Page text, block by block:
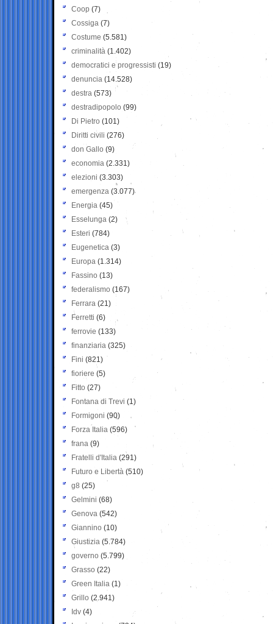
Coop (7)
Cossiga (7)
Costume (5.581)
criminalità (1.402)
democratici e progressisti (19)
denuncia (14.528)
destra (573)
destradipopolo (99)
Di Pietro (101)
Diritti civili (276)
don Gallo (9)
economia (2.331)
elezioni (3.303)
emergenza (3.077)
Energia (45)
Esselunga (2)
Esteri (784)
Eugenetica (3)
Europa (1.314)
Fassino (13)
federalismo (167)
Ferrara (21)
Ferretti (6)
ferrovie (133)
finanziaria (325)
Fini (821)
fioriere (5)
Fitto (27)
Fontana di Trevi (1)
Formigoni (90)
Forza Italia (596)
frana (9)
Fratelli d'Italia (291)
Futuro e Libertà (510)
g8 (25)
Gelmini (68)
Genova (542)
Giannino (10)
Giustizia (5.784)
governo (5.799)
Grasso (22)
Green Italia (1)
Grillo (2.941)
Idv (4)